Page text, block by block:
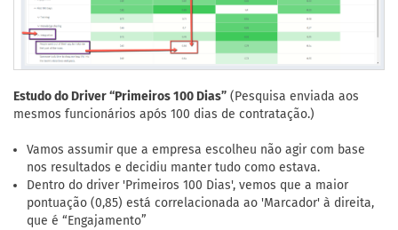
Estudo do Driver “Primeiros 100 Dias” (Pesquisa enviada aos
mesmos funcionários após 100 dias de contratação.)
Vamos assumir que a empresa escolheu não agir com base
nos resultados e decidiu manter tudo como estava.
Dentro do driver 'Primeiros 100 Dias', vemos que a maior
pontuação (0,85) está correlacionada ao 'Marcador' à direita,
que é “Engajamento”